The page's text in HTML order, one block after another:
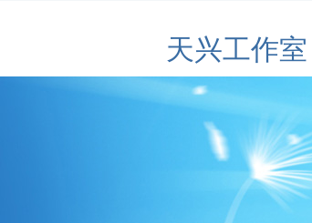
天兴工作室